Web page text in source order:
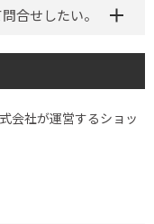
合せしたい。
会社が運営するショッ